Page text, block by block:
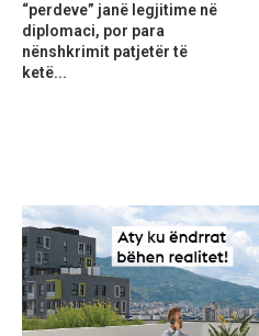
“perdeve” janë legjitime në
diplomaci, por para
nënshkrimit patjetër të
ketë...